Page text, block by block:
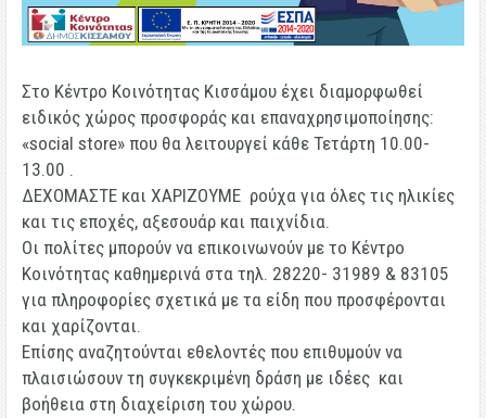
Στο Κέντρο Κοινότητας Κισσάμου έχει διαμορφωθεί
ειδικός χώρος προσφοράς και επαναχρησιμοποίησης:
«social store» που θα λειτουργεί κάθε Τετάρτη 10.00-
13.00 .
ΔΕΧΟΜΑΣΤΕ και ΧΑΡΙΖΟΥΜΕ ρούχα για όλες τις ηλικίες
και τις εποχές, αξεσουάρ και παιχνίδια.
Οι πολίτες μπορούν να επικοινωνούν με το Κέντρο
Κοινότητας καθημερινά στα τηλ. 28220- 31989 & 83105
για πληροφορίες σχετικά με τα είδη που προσφέρονται
και χαρίζονται.
Επίσης αναζητούνται εθελοντές που επιθυμούν να
πλαισιώσουν τη συγκεκριμένη δράση με ιδέες και
βοήθεια στη διαχείριση του χώρου.